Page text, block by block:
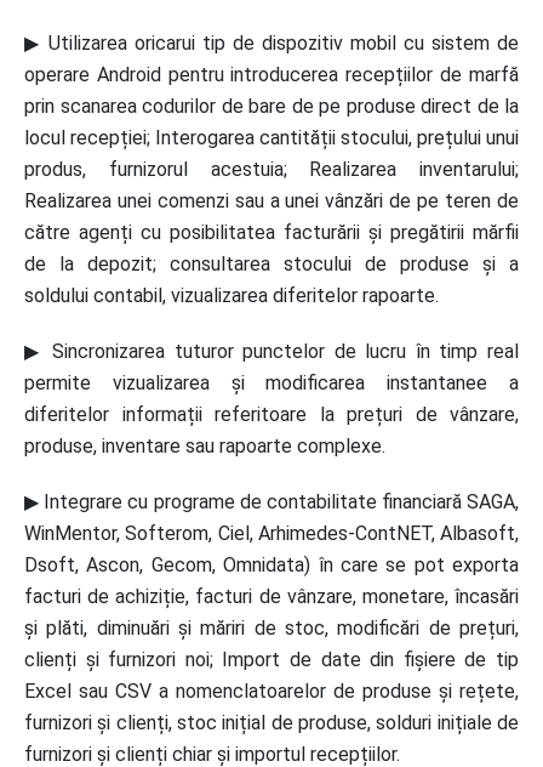
▶ Utilizarea oricarui tip de dispozitiv mobil cu sistem de
operare Android pentru introducerea recepțiilor de marfă
prin scanarea codurilor de bare de pe produse direct de la
locul recepției; Interogarea cantității stocului, prețului unui
produs, furnizorul acestuia; Realizarea inventarului;
Realizarea unei comenzi sau a unei vânzări de pe teren de
către agenți cu posibilitatea facturării și pregătirii mărfii
de la depozit; consultarea stocului de produse și a
soldului contabil, vizualizarea diferitelor rapoarte.
▶ Sincronizarea tuturor punctelor de lucru în timp real
permite vizualizarea și modificarea instantanee a
diferitelor informații referitoare la prețuri de vânzare,
produse, inventare sau rapoarte complexe.
▶ Integrare cu programe de contabilitate financiară SAGA,
WinMentor, Softerom, Ciel, Arhimedes-ContNET, Albasoft,
Dsoft, Ascon, Gecom, Omnidata) în care se pot exporta
facturi de achiziție, facturi de vânzare, monetare, încasări
și plăti, diminuări și măriri de stoc, modificări de prețuri,
clienți și furnizori noi; Import de date din fișiere de tip
Excel sau CSV a nomenclatoarelor de produse și rețete,
furnizori și clienți, stoc inițial de produse, solduri inițiale de
furnizori și clienți chiar și importul recepțiilor.